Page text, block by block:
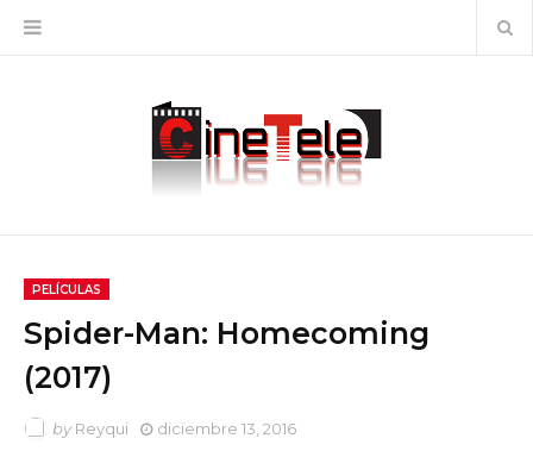
PELÍCULAS
Spider-Man: Homecoming
(2017)
by Reyqui diciembre 13, 2016